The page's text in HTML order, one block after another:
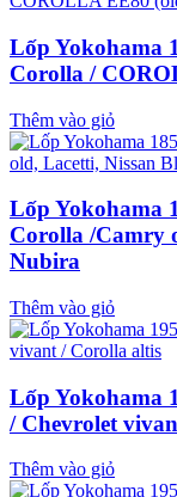
Lốp Yokohama
Corolla /
Thêm vào giỏ
Lốp Yokohama
Corolla /Camry
Nubira
Thêm vào giỏ
Lốp Yokohama
/ Chevrolet
Thêm vào giỏ